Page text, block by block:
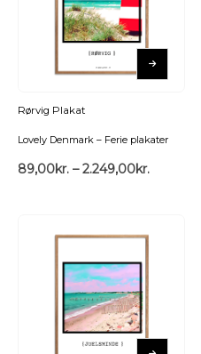
Rørvig Plakat
Lovely Denmark – Ferie plakater
89,00kr. – 2.249,00kr.